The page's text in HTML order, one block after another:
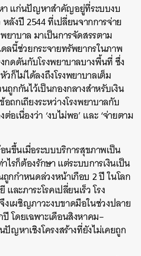
า แก่นปัญหาสำคัญอยู่ที่ระบบงบ
ลังปี 2544 ที่เปลี่ยนจากการจ่าย
ยาบาล มาเป็นการจัดสรรตาม
ลนี้ช่วยกระจายทรัพยากรในภาพ
กดดันกับโรงพยาบาลบางพื้นที่ ซึ่ง
ก็ไม่ได้ลงถึงโรงพยาบาลเต็ม
ถูกกันไว้เป็นกองกลางสำหรับเงิน
ถกเถียงระหว่างโรงพยาบาลกับ
อเนื่องว่า ‘งบไม่พอ’ และ ‘จ่ายตาม
ขึ้นเมื่อระบบบริการสุขภาพเป็น
ไรก็ต้องรักษา แต่ระบบการเงินเป็น
กกำหนดล่วงหน้าเกือบ 2 ปี ในโลก
ละภาระโรคเปลี่ยนเร็ว โรง
เผชิญภาวะงบขาดมือในช่วงปลาย
โดยเฉพาะเดือนสิงหาคม–
ญหาเชิงโครงสร้างที่ยังไม่เคยถูก